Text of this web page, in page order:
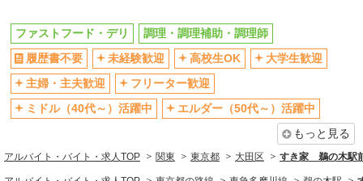
ファストフード・デリ
調理・調理補助・調理師
同じ特徴から求人を探す
未経験歓迎
高校生OK
大学生歓迎
ミドル（40代～）活躍中
短時間勤務（1日4h以内）OK
深夜
扶養内勤務OK
ファストフード・デリ
調理・調理補助・調理師
履歴書不要
未経験歓迎 高校生OK
大学生歓迎
主婦・主夫歓迎
フリーター歓迎
ミドル（40代～）活躍中
エルダー（50代～）活躍中
もっと見る
アルバイト・バイト・求人TOP 関東 東京都 大田区 すき家 鵜の木駅